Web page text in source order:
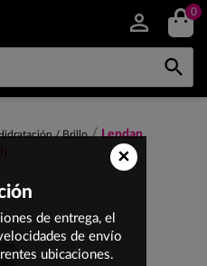
0

/ Brillo
Lendan
×
de entrega, el
de envío
ubicaciones.